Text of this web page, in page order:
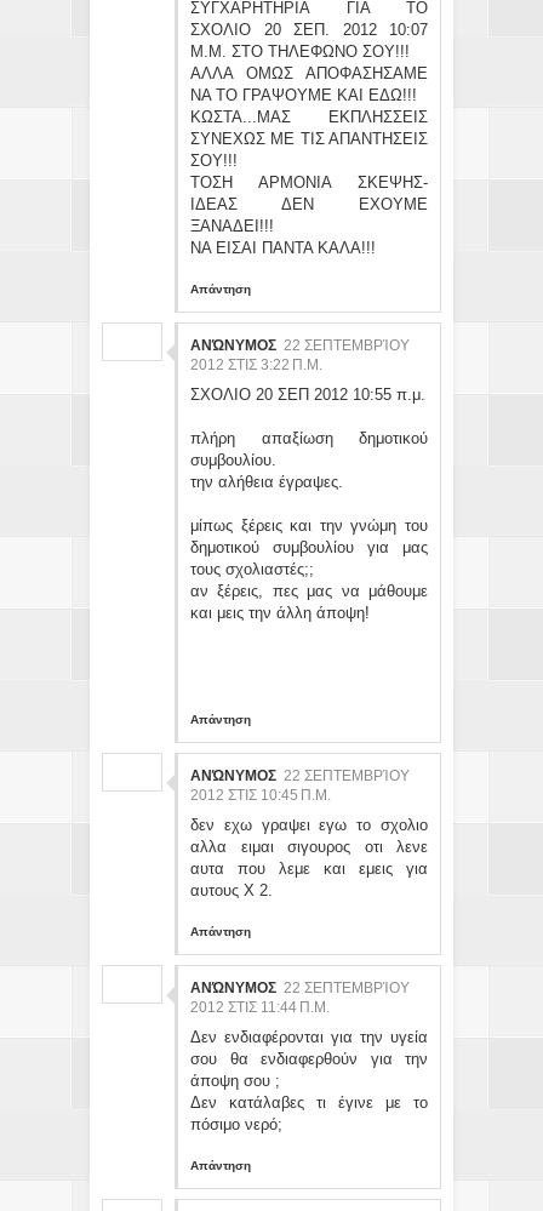
ΣΥΓΧΑΡΗΤΗΡΙΑ ΓΙΑ ΤΟ
ΣΧΟΛΙΟ 20 ΣΕΠ. 2012 10:07
Μ.Μ. ΣΤΟ ΤΗΛΕΦΩΝΟ ΣΟΥ!!!
ΑΛΛΑ ΟΜΩΣ ΑΠΟΦΑΣΗΣΑΜΕ
ΝΑ ΤΟ ΓΡΑΨΟΥΜΕ ΚΑΙ ΕΔΩ!!!
ΚΩΣΤΑ...ΜΑΣ ΕΚΠΛΗΣΣΕΙΣ
ΣΥΝΕΧΩΣ ΜΕ ΤΙΣ ΑΠΑΝΤΗΣΕΙΣ
ΣΟΥ!!!
ΤΟΣΗ ΑΡΜΟΝΙΑ ΣΚΕΨΗΣ-
ΙΔΕΑΣ ΔΕΝ ΕΧΟΥΜΕ
ΞΑΝΑΔΕΙ!!!
ΝΑ ΕΙΣΑΙ ΠΑΝΤΑ ΚΑΛΑ!!!
Απάντηση
ΑΝΏΝΥΜΟΣ 22 ΣΕΠΤΕΜΒΡΊΟΥ
2012 ΣΤΙΣ 3:22 Π.Μ.
ΣΧΟΛΙΟ 20 ΣΕΠ 2012 10:55 π.μ.
πλήρη απαξίωση δημοτικού
συμβουλίου.
την αλήθεια έγραψες.
μίπως ξέρεις και την γνώμη του
δημοτικού συμβουλίου για μας
τους σχολιαστές;;
αν ξέρεις, πες μας να μάθουμε
και μεις την άλλη άποψη!
Απάντηση
ΑΝΏΝΥΜΟΣ 22 ΣΕΠΤΕΜΒΡΊΟΥ
2012 ΣΤΙΣ 10:45 Π.Μ.
δεν εχω γραψει εγω το σχολιο
αλλα ειμαι σιγουρος οτι λενε
αυτα που λεμε και εμεις για
αυτους Χ 2.
Απάντηση
ΑΝΏΝΥΜΟΣ 22 ΣΕΠΤΕΜΒΡΊΟΥ
2012 ΣΤΙΣ 11:44 Π.Μ.
Δεν ενδιαφέρονται για την υγεία
σου θα ενδιαφερθούν για την
άποψη σου ;
Δεν κατάλαβες τι έγινε με το
πόσιμο νερό;
Απάντηση